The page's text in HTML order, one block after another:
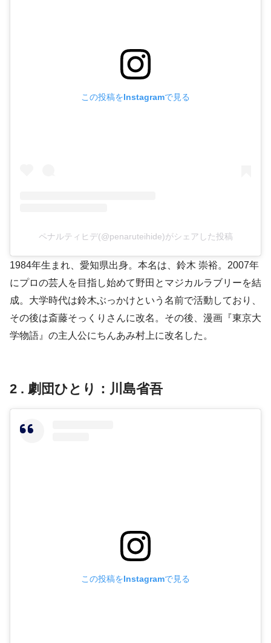
この投稿をInstagramで見る
ペナルティヒデ(@penaruteihide)がシェアした投稿
1984年生まれ、愛知県出身。本名は、鈴木 崇裕。2007年
にプロの芸人を目指し始めて野田とマジカルラブリーを結
成。大学時代は鈴木ぶっかけという名前で活動しており、
その後は斎藤そっくりさんに改名。その後、漫画『東京大
学物語』の主人公にちんあみ村上に改名した。
2 . 劇団ひとり：川島省吾
この投稿をInstagramで見る